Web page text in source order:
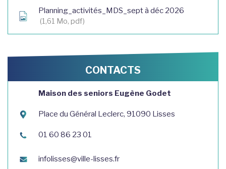
Planning_activités_MDS_sept à déc 2026
1,61 Mo, pdf
CONTACTS
Maison des seniors Eugène Godet
Place du Général Leclerc, 91090 Lisses
01 60 86 23 01
infolisses@ville-lisses.fr